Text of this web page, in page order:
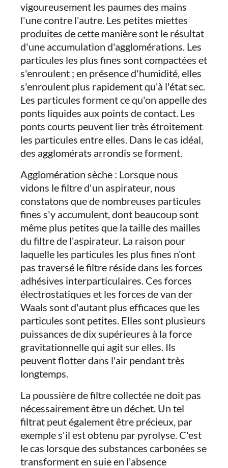
vigoureusement les paumes des mains
l'une contre l'autre. Les petites miettes
produites de cette manière sont le résultat
d'une accumulation d'agglomérations. Les
particules les plus fines sont compactées et
s'enroulent ; en présence d'humidité, elles
s'enroulent plus rapidement qu'à l'état sec.
Les particules forment ce qu'on appelle des
ponts liquides aux points de contact. Les
ponts courts peuvent lier très étroitement
les particules entre elles. Dans le cas idéal,
des agglomérats arrondis se forment.
Agglomération sèche : Lorsque nous
vidons le filtre d'un aspirateur, nous
constatons que de nombreuses particules
fines s'y accumulent, dont beaucoup sont
même plus petites que la taille des mailles
du filtre de l'aspirateur. La raison pour
laquelle les particules les plus fines n'ont
pas traversé le filtre réside dans les forces
adhésives interparticulaires. Ces forces
électrostatiques et les forces de van der
Waals sont d'autant plus efficaces que les
particules sont petites. Elles sont plusieurs
puissances de dix supérieures à la force
gravitationnelle qui agit sur elles. Ils
peuvent flotter dans l'air pendant très
longtemps.
La poussière de filtre collectée ne doit pas
nécessairement être un déchet. Un tel
filtrat peut également être précieux, par
exemple s'il est obtenu par pyrolyse. C'est
le cas lorsque des substances carbonées se
transforment en suie en l'absence